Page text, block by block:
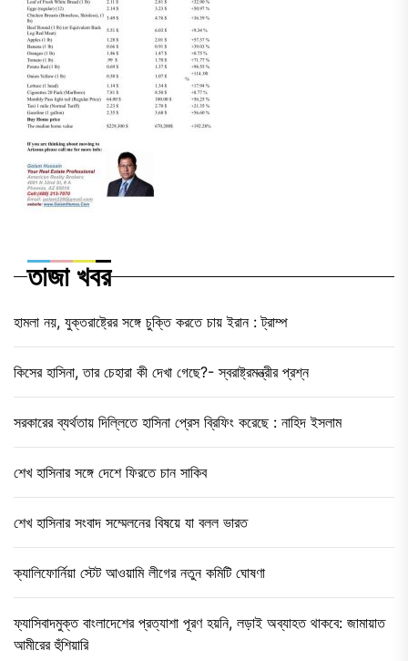
তাজা খবর
হামলা নয়, যুক্তরাষ্ট্রের সঙ্গে চুক্তি করতে চায় ইরান : ট্রাম্প
কিসের হাসিনা, তার চেহারা কী দেখা গেছে?- স্বরাষ্ট্রমন্ত্রীর প্রশ্ন
সরকারের ব্যর্থতায় দিল্লিতে হাসিনা প্রেস ব্রিফিং করেছে : নাহিদ ইসলাম
শেখ হাসিনার সঙ্গে দেশে ফিরতে চান সাকিব
শেখ হাসিনার সংবাদ সম্মেলনের বিষয়ে যা বলল ভারত
ক্যালিফোর্নিয়া স্টেট আওয়ামি লীগের নতুন কমিটি ঘোষণা
ফ্যাসিবাদমুক্ত বাংলাদেশের প্রত্যাশা পূরণ হয়নি, লড়াই অব্যাহত থাকবে: জামায়াত
আমীরের হুঁশিয়ারি